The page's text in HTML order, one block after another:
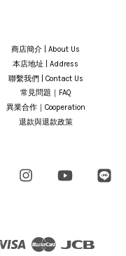
商店簡介 | About Us
本店地址 | Address
聯繫我們 | Contact Us
常見問題｜FAQ
異業合作｜Cooperation
退款與退款政策
Facebook Instagram YouTube
Visa Master